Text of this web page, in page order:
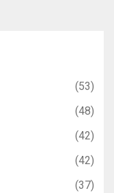
(53)
(48)
(42)
(42)
(37)